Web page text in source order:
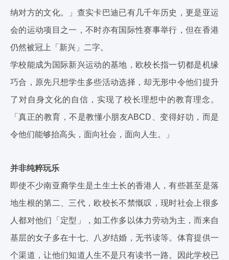
纳对方的文化。」查实卡巴迪已有几千年历史，更是亚运
会的运动项目之一，不时亦有国际性赛事举行，但在香港
仍然被冠上「新兴」二字。
学校能成为国际新兴运动的基地，欧校长指一切都是机缘
巧合，原先只想学生多些活动选择，却无形中令他们提升
了对自身文化的自信，实现了校长理想中的教育理念。
「真正的教育，不是教懂小朋友ABCD、变得好叻，而是
令他们能够抬高头，面向社会，面向人生。」
并非纯粹玩乐
即使不少南亚裔学生是土生土长的香港人，有些甚至是落
地生根的第二、三代，欧校长不禁慨叹，现时社会上很多
人都对他们「定型」，如工作多以体力劳动为主，而来自
基层的女子多在十七、八岁结婚，无书读等。体育提供一
个渠道，让他们知道人生不是只有读书一路。因此学校已